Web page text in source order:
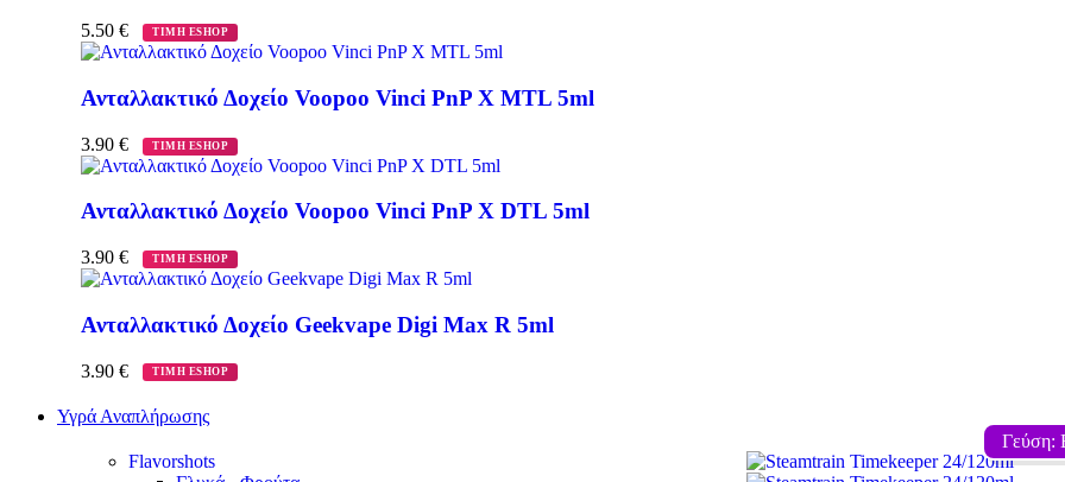
5.50 € ΤΙΜΗ ESHOP
Ανταλλακτικό Δοχείο Voopoo Vinci PnP X MTL 5ml
3.90 € ΤΙΜΗ ESHOP
Ανταλλακτικό Δοχείο Voopoo Vinci PnP X DTL 5ml
3.90 € ΤΙΜΗ ESHOP
Ανταλλακτικό Δοχείο Geekvape Digi Max R 5ml
3.90 € ΤΙΜΗ ESHOP
Υγρά Αναπλήρωσης
Flavorshots
Γεύση: